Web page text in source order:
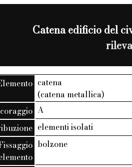
Catena edificio del
catena
(catena metallica)
A
elementi isolati
bolzone